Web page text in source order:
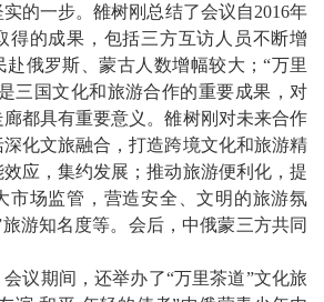
的一步。雒树刚总结了会议自2016年
得的成果，包括三方互访人员不断增
俄罗斯、蒙古人数增幅较大；“万里
三国文化和旅游合作的重要成果，对
都具有重要意义。雒树刚对未来合作
化文旅融合，打造跨境文化和旅游精
应，集约发展；推动旅游便利化，提
市场监管，营造安全、文明的旅游氛
游知名度等。会后，中俄蒙三方共同
期间，还举办了“万里茶道”文化旅